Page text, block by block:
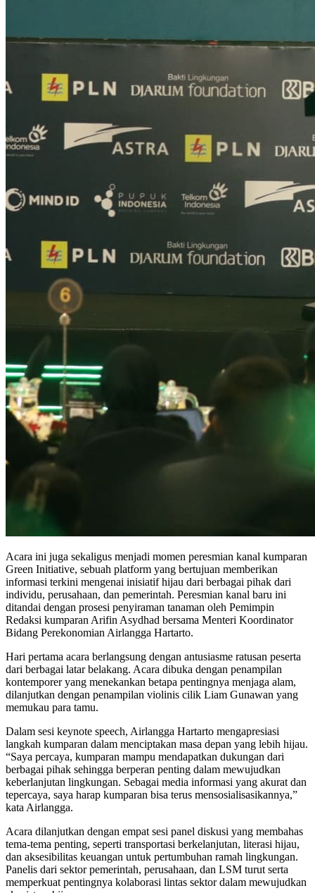
Acara ini juga sekaligus menjadi momen peresmian kanal kumparan
Green Initiative, sebuah platform yang bertujuan memberikan
informasi terkini mengenai inisiatif hijau dari berbagai pihak dari
individu, perusahaan, dan pemerintah. Peresmian kanal baru ini
ditandai dengan prosesi penyiraman tanaman oleh Pemimpin
Redaksi kumparan Arifin Asydhad bersama Menteri Koordinator
Bidang Perekonomian Airlangga Hartarto.
Hari pertama acara berlangsung dengan antusiasme ratusan peserta
dari berbagai latar belakang. Acara dibuka dengan penampilan
kontemporer yang menekankan betapa pentingnya menjaga alam,
dilanjutkan dengan penampilan violinis cilik Liam Gunawan yang
memukau para tamu.
Dalam sesi keynote speech, Airlangga Hartarto mengapresiasi
langkah kumparan dalam menciptakan masa depan yang lebih hijau.
“Saya percaya, kumparan mampu mendapatkan dukungan dari
berbagai pihak sehingga berperan penting dalam mewujudkan
keberlanjutan lingkungan. Sebagai media informasi yang akurat dan
tepercaya, saya harap kumparan bisa terus mensosialisasikannya,”
kata Airlangga.
Acara dilanjutkan dengan empat sesi panel diskusi yang membahas
tema-tema penting, seperti transportasi berkelanjutan, literasi hijau,
dan aksesibilitas keuangan untuk pertumbuhan ramah lingkungan.
Panelis dari sektor pemerintah, perusahaan, dan LSM turut serta
memperkuat pentingnya kolaborasi lintas sektor dalam mewujudkan